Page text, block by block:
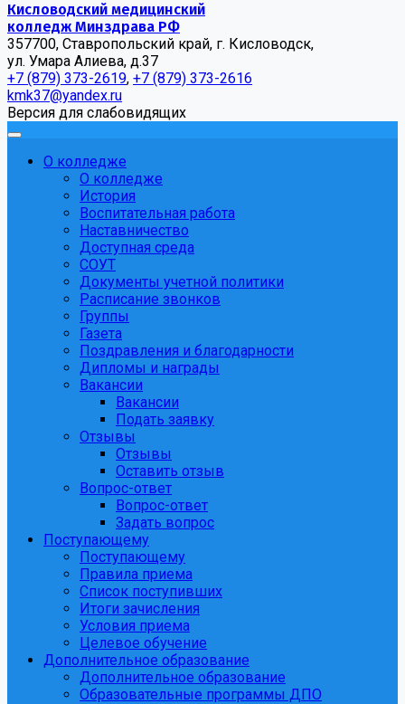
Кисловодский медицинский
колледж Минздрава РФ
357700, Ставропольский край, г. Кисловодск,
ул. Умара Алиева, д.37
+7 (879) 373-2619, +7 (879) 373-2616
kmk37@yandex.ru
Версия для слабовидящих
О колледже
О колледже
История
Воспитательная работа
Наставничество
Доступная среда
СОУТ
Документы учетной политики
Расписание звонков
Группы
Газета
Поздравления и благодарности
Дипломы и награды
Вакансии
Вакансии
Подать заявку
Отзывы
Отзывы
Оставить отзыв
Вопрос-ответ
Вопрос-ответ
Задать вопрос
Поступающему
Поступающему
Правила приема
Список поступивших
Итоги зачисления
Условия приема
Целевое обучение
Дополнительное образование
Дополнительное образование
Образовательные программы ДПО